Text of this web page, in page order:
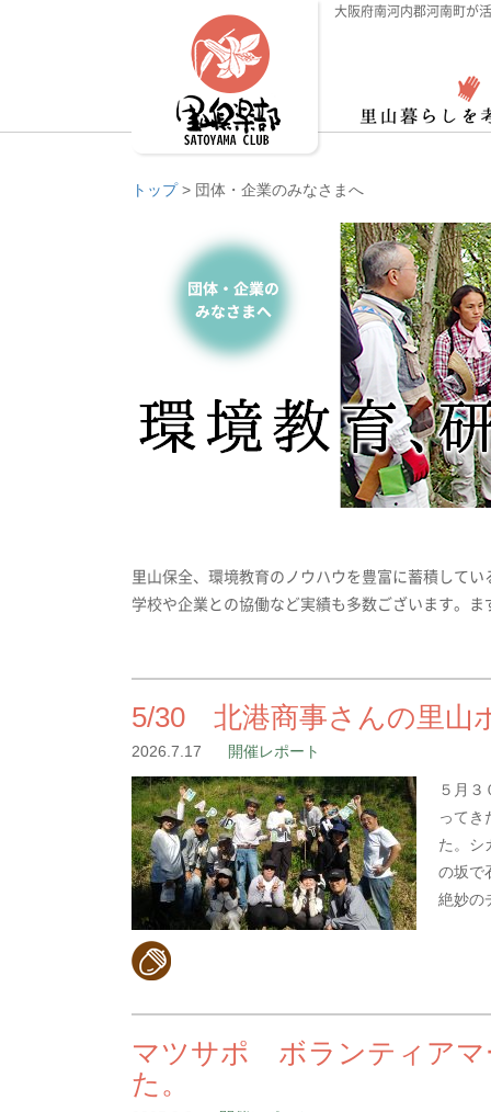
大阪府南河内郡河南町が
トップ> 団体・企業のみなさまへ
里山保全、環境教育のノウハウを豊富に蓄積して
学校や企業との協働など実績も多数ございます。
5/30 北港商事さんの里山
2026.7.17 開催レポート
５月３
ってき
た。シ
の坂で
絶妙の
マツサポ ボランティアマ
た。